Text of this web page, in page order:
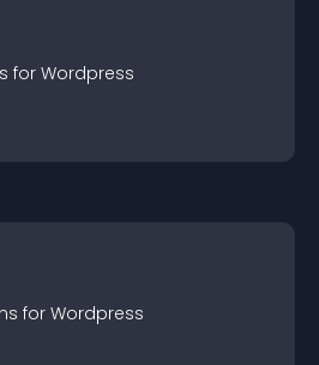
s for Wordpress
s for Wordpress